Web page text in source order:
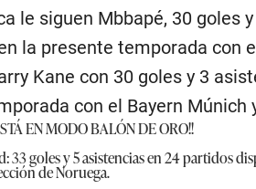
le siguen Mbbapé, 30 goles
la presente temporada con
Kane con 30 goles y 3
con el Bayern Múnich
EN MODO BALÓN DE ORO!!
33 goles y 5 asistencias en 24 partidos
de Noruega.